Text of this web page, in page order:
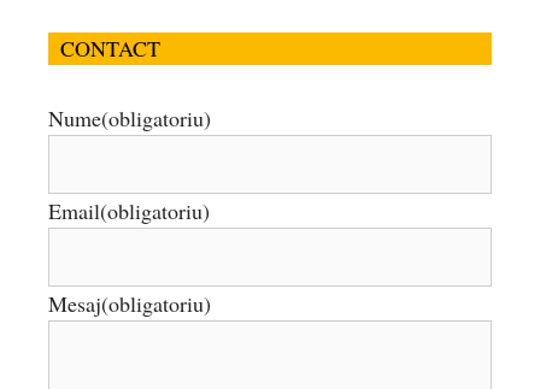
CONTACT
Nume(obligatoriu)
Email(obligatoriu)
Mesaj(obligatoriu)